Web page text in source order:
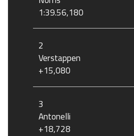
1:39.56,180
2
Verstappen
+15,080
3
Antonelli
+18,728